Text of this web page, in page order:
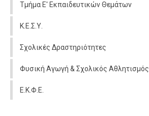
Τμήμα Ε' Εκπαιδευτικών Θεμάτων
Κ.Ε.Σ.Υ.
Σχολικές Δραστηριότητες
Φυσική Αγωγή & Σχολικός Αθλητισμός
Ε.Κ.Φ.Ε.